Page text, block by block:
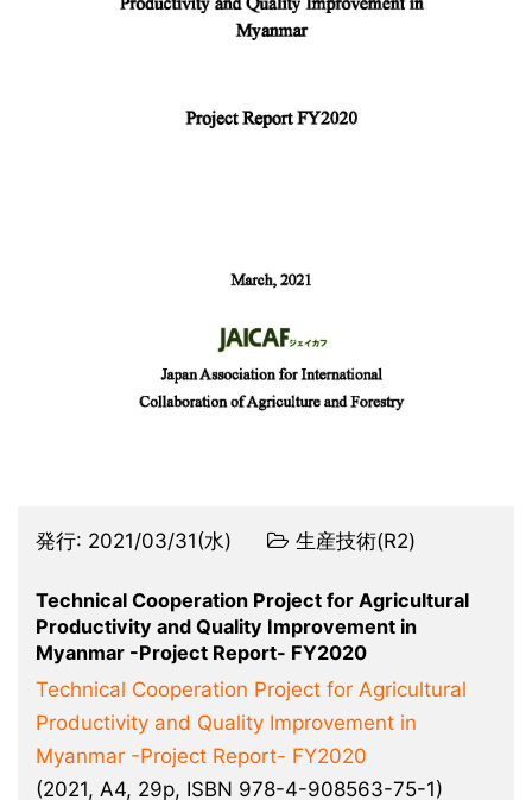
発行: 2021/03/31(水) 生産技術(R2)
Technical Cooperation Project for Agricultural
Productivity and Quality Improvement in
Myanmar -Project Report- FY2020
Technical Cooperation Project for Agricultural
Productivity and Quality Improvement in
Myanmar -Project Report- FY2020
(2021, A4, 29p, ISBN 978-4-908563-75-1)